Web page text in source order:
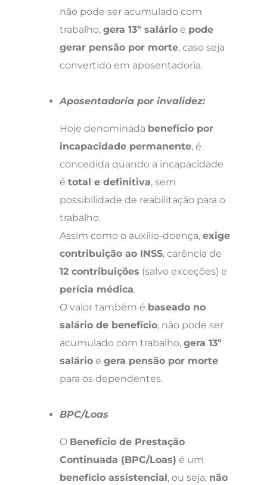
não pode ser acumulado com
trabalho, gera 13º salário e pode
gerar pensão por morte, caso seja
convertido em aposentadoria.
Aposentadoria por invalidez:
Hoje denominada benefício por
incapacidade permanente, é
concedida quando a incapacidade
é total e definitiva, sem
possibilidade de reabilitação para o
trabalho.
Assim como o auxílio-doença, exige
contribuição ao INSS, carência de
12 contribuições (salvo exceções) e
perícia médica.
O valor também é baseado no
salário de benefício, não pode ser
acumulado com trabalho, gera 13º
salário e gera pensão por morte
para os dependentes.
BPC/Loas
O Benefício de Prestação
Continuada (BPC/Loas) é um
benefício assistencial, ou seja, não